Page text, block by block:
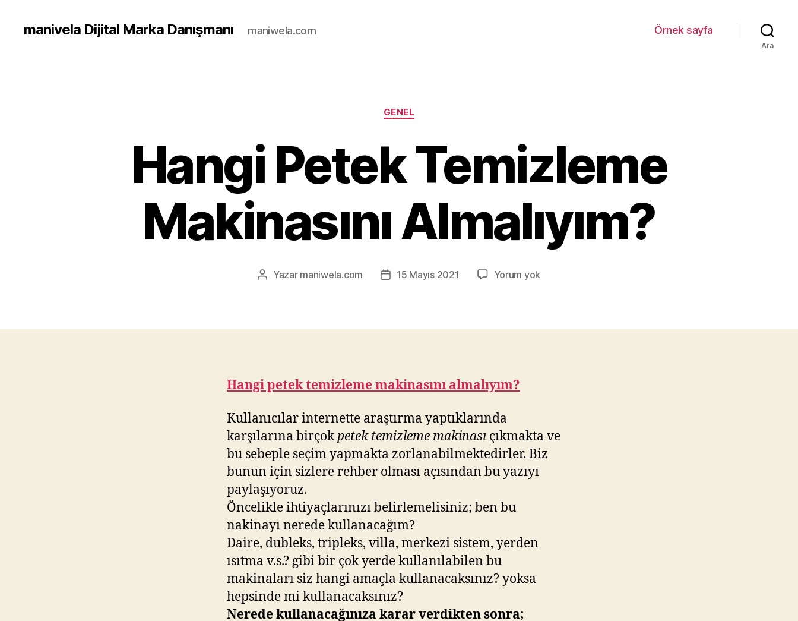
manivela Dijital Marka Danışmanı maniwela.com Örnek sayfa
Ara
Kategoriler
GENEL
Hangi Petek Temizleme
Makinasını Almalıyım?
Yazının
Yazar maniwela.com
Yazı15 Mayıs 2021 Yorum yok
Almalıyım?
Hangi petek temizleme makinasını almalıyım?
Kullanıcılar internette araştırma yaptıklarında
karşılarına birçokpetek temizleme makinası çıkmakta ve
bu sebeple seçim yapmakta zorlanabilmektedirler. Biz
bunun için sizlere rehber olması açısından bu yazıyı
paylaşıyoruz.
Öncelikle ihtiyaçlarınızı belirlemelisiniz; ben bu
nakinayı nerede kullanacağım?
Daire, dubleks, tripleks, villa, merkezi sistem, yerden
ısıtma v.s.? gibi bir çok yerde kullanılabilen bu
makinaları siz hangi amaçla kullanacaksınız? yoksa
hepsinde mi kullanacaksınız?
Nerede kullanacağınıza karar verdikten sonra;